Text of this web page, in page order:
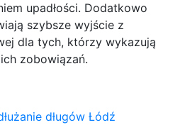
upadłości. Dodatkowo
szybsze wyjście z
dla tych, którzy wykazują
zobowiązań.
długów Łódź